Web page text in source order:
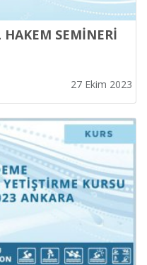
SEMİNERİ
27 Ekim 2023